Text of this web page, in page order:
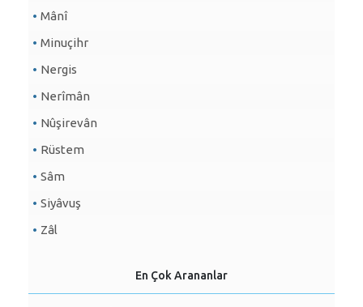
Mânî
Minuçihr
Nergis
Nerîmân
Nûşirevân
Rüstem
Sâm
Siyâvuş
Zâl
En Çok Arananlar